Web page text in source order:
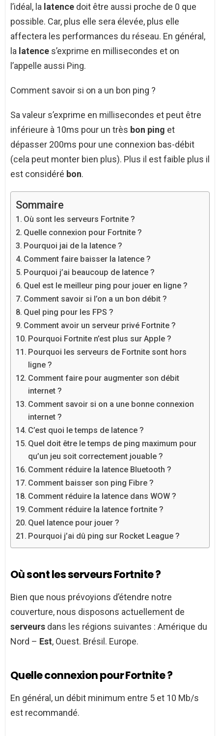
l’idéal, la latence doit être aussi proche de 0 que
possible. Car, plus elle sera élevée, plus elle
affectera les performances du réseau. En général,
la latence s’exprime en millisecondes et on
l’appelle aussi Ping.
Comment savoir si on a un bon ping ?
Sa valeur s’exprime en millisecondes et peut être
inférieure à 10ms pour un très bon ping et
dépasser 200ms pour une connexion bas-débit
(cela peut monter bien plus). Plus il est faible plus il
est considéré bon.
Sommaire
Où sont les serveurs Fortnite ?
Quelle connexion pour Fortnite ?
Pourquoi jai de la latence ?
Comment faire baisser la latence ?
Pourquoi j’ai beaucoup de latence ?
Quel est le meilleur ping pour jouer en ligne ?
Comment savoir si l’on a un bon débit ?
Quel ping pour les FPS ?
Comment avoir un serveur privé Fortnite ?
Pourquoi Fortnite n’est plus sur Apple ?
Pourquoi les serveurs de Fortnite sont hors
ligne ?
Comment faire pour augmenter son débit
internet ?
Comment savoir si on a une bonne connexion
internet ?
C’est quoi le temps de latence ?
Quel doit être le temps de ping maximum pour
qu’un jeu soit correctement jouable ?
Comment réduire la latence Bluetooth ?
Comment baisser son ping Fibre ?
Comment réduire la latence dans WOW ?
Comment réduire la latence fortnite ?
Quel latence pour jouer ?
Pourquoi j’ai dû ping sur Rocket League ?
Où sont les serveurs Fortnite ?
Bien que nous prévoyions d’étendre notre
couverture, nous disposons actuellement de
serveurs dans les régions suivantes : Amérique du
Nord – Est, Ouest. Brésil. Europe.
Quelle connexion pour Fortnite ?
En général, un débit minimum entre 5 et 10 Mb/s
est recommandé.